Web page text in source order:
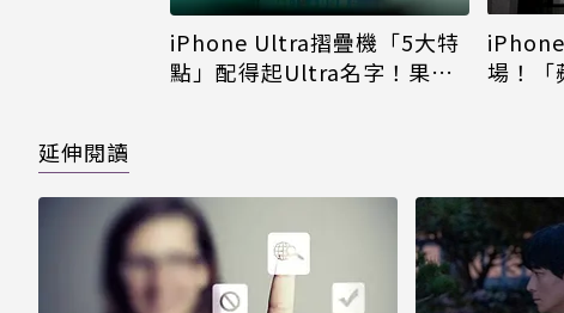
iPhone Ultra摺疊機「5大特
點」配得起Ultra名字！果粉
場！「
延伸閱讀